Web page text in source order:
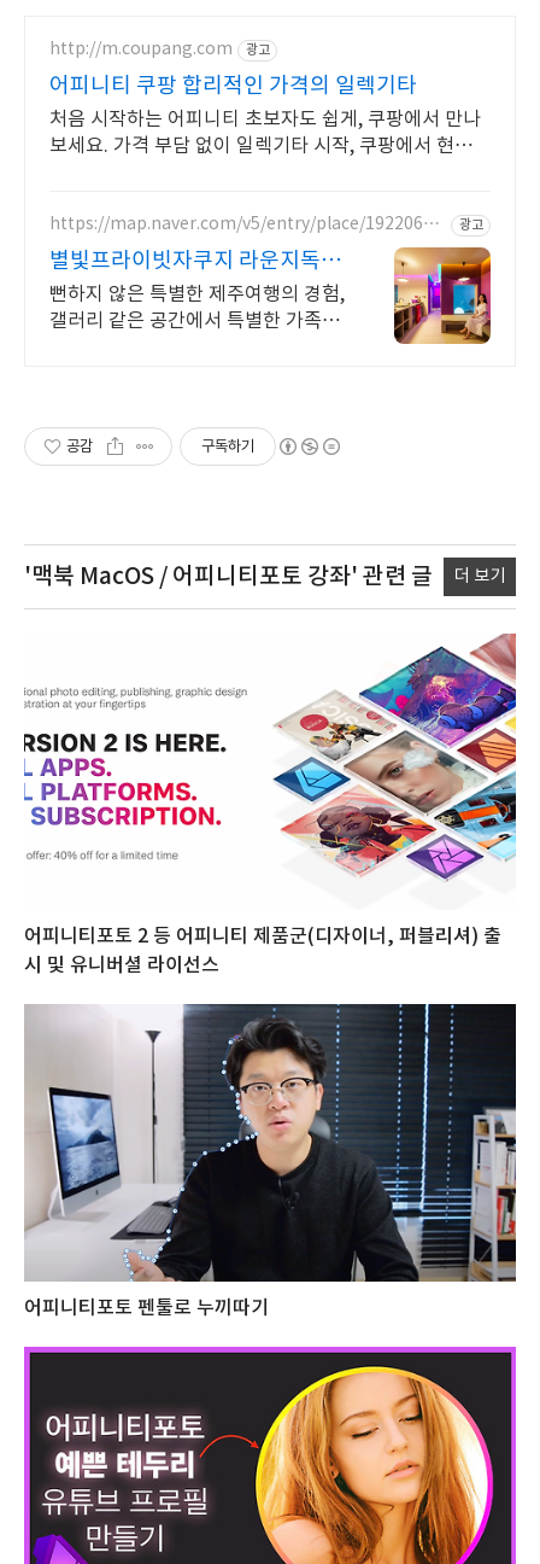
http://m.coupang.com 광고
어피니티 쿠팡 합리적인 가격의 일렉기타
처음 시작하는 어피니티 초보자도 쉽게, 쿠팡에서 만나
보세요. 가격 부담 없이 일렉기타 시작, 쿠팡에서 현명하
https://map.naver.com/v5/entry/place/19220634
광고
별빛프라이빗자쿠지 라운지독채
사진보다 더좋아요. 찐 리뷰
뻔하지 않은 특별한 제주여행의 경험,
갤러리 같은 공간에서 특별한 가족과
공감 구독하기
'맥북 MacOS / 어피니티포토 강좌' 관련 글 더 보기
어피니티포토 2 등 어피니티 제품군(디자이너, 퍼블리셔) 출
시 및 유니버셜 라이선스
어피니티포토 펜툴로 누끼따기